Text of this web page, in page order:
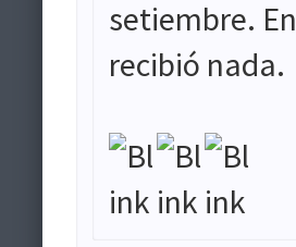
setiembre.
recibió nada.